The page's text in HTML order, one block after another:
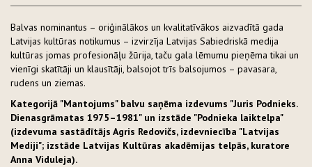
Balvas nominantus – oriģinālākos un kvalitatīvākos aizvadītā gada
Latvijas kultūras notikumus – izvirzīja Latvijas Sabiedriskā medija
kultūras jomas profesionāļu žūrija, taču gala lēmumu pieņēma tikai un
vienīgi skatītāji un klausītāji, balsojot trīs balsojumos – pavasara,
rudens un ziemas.
Kategorijā "Mantojums" balvu saņēma izdevums "Juris Podnieks.
Dienasgrāmatas 1975–1981" un izstāde "Podnieka laiktelpa"
(izdevuma sastādītājs Agris Redovičs, izdevniecība "Latvijas
Mediji"; izstāde Latvijas Kultūras akadēmijas telpās, kuratore
Anna Viduleja).